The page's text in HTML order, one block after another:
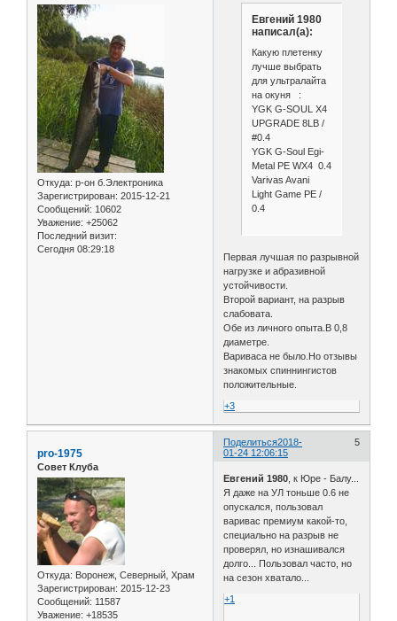
Откуда: р-он б.Электроника
Зарегистрирован: 2015-12-21
Сообщений: 10602
Уважение: +25062
Последний визит:
Сегодня 08:29:18
Евгений 1980
написал(а):
Какую плетенку
лучше выбрать
для ультралайта
на окуня :
YGK G-SOUL X4
UPGRADE 8LB /
#0.4
YGK G-Soul Egi-
Metal PE WX4 0.4
Varivas Avani
Light Game PE /
0.4
Первая лучшая по разрывной
нагрузке и абразивной
устойчивости.
Второй вариант, на разрыв
слабовата.
Обе из личного опыта.В 0,8
диаметре.
Вариваса не было.Но отзывы
знакомых спиннингистов
положительные.
+3
Поделиться 5
2018-
01-24 12:06:15
pro-1975
Совет Клуба
Откуда: Воронеж, Северный, Храм
Зарегистрирован: 2015-12-23
Сообщений: 11587
Уважение: +18535
Евгений 1980 , к Юре - Балу...
Я даже на УЛ тоньше 0.6 не
опускался, пользовал
варивас премиум какой-то,
специально на разрыв не
проверял, но изнашивался
долго... Пользовал часто, но
на сезон хватало...
+1